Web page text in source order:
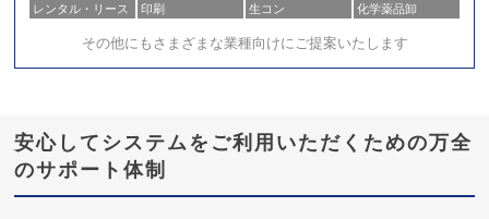
レンタル・リース 印刷 生コン 化学薬品卸
その他にもさまざまな業種向けにご提案いたします
安心してシステムをご利用いただくための万全
のサポート体制